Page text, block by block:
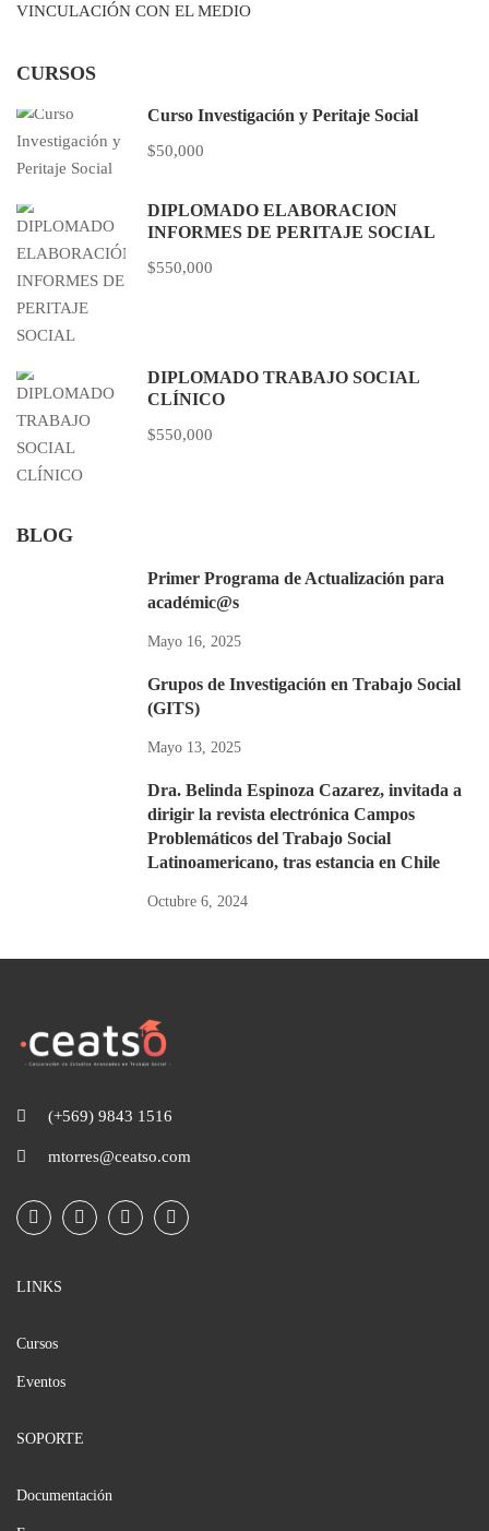
VINCULACIÓN CON EL MEDIO
CURSOS
Curso Investigación y Peritaje Social
$50,000
DIPLOMADO ELABORACIÓN
INFORMES DE PERITAJE SOCIAL
$550,000
DIPLOMADO TRABAJO SOCIAL
CLÍNICO
$550,000
BLOG
Primer Programa de Actualización para
académic@s
Mayo 16, 2025
Grupos de Investigación en Trabajo Social
(GITS)
Mayo 13, 2025
Dra. Belinda Espinoza Cazarez, invitada a
dirigir la revista electrónica Campos
Problemáticos del Trabajo Social
Latinoamericano, tras estancia en Chile
Octubre 6, 2024
(+569) 9843 1516
mtorres@ceatso.com
LINKS
Cursos
Eventos
SOPORTE
Documentación